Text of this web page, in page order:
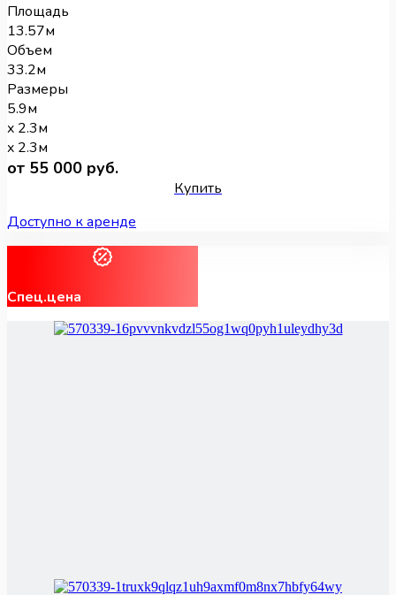
Площадь
13.57м
Объем
33.2м
Размеры
5.9м
x 2.3м
x 2.3м
от 55 000 руб.
Купить
Доступно к аренде
Спец.цена